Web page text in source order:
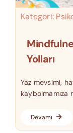
Kategori:
Yolları
Yaz mevsimi,
kaybolmamıza
Devamı